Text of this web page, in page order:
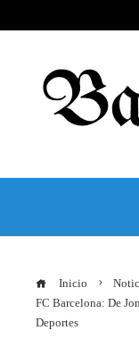
Inicio
FC Barcelona: De
Deportes